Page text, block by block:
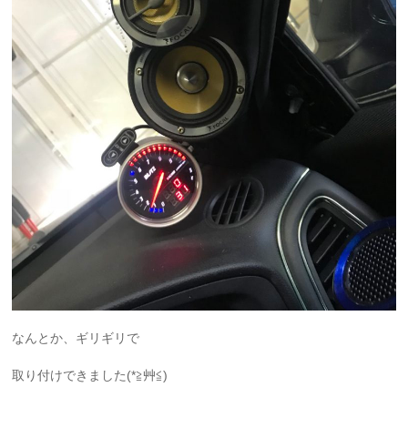
なんとか、ギリギリで
取り付けできました(*≧艸≦)